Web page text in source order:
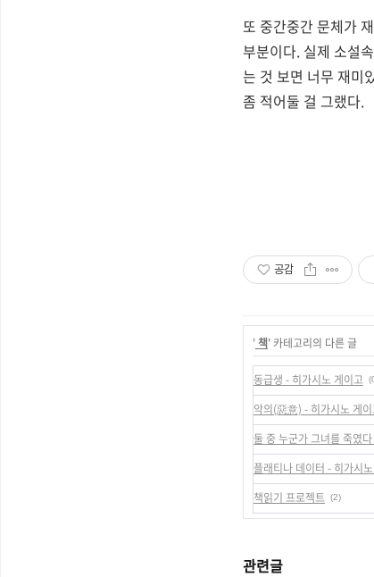
또 중간중간 문체가
부분이다. 실제 소설
는 것 보면 너무 재미
좀 적어둘 걸 그랬다.
공감
' 책' 카테고리의 다른 글
동급생 - 히가시노 게이고
악의(惡意) - 히가시노 게
둘 중 누군가 그녀를 죽였
플래티나 데이터 - 히가시
책읽기 프로젝트 (2)
관련글